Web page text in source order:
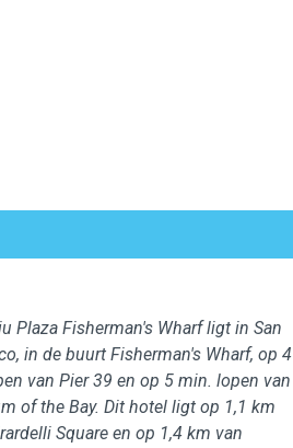
Plaza Fisherman's Wharf ligt in San
in de buurt Fisherman's Wharf, op 4
van Pier 39 en op 5 min. lopen van
of the Bay. Dit hotel ligt op 1,1 km
Square en op 1,4 km van